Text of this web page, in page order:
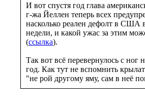
И вот спустя год глава
г-жа Йеллен теперь всех
насколько реален дефолт в США
недели, и какой ужас за этим
(ссылка).
Так вот всё перевернулось с ног
год. Как тут не вспомнить
"не рой другому яму, сам в неё